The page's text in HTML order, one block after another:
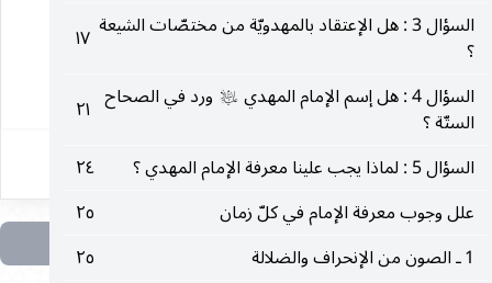
السؤال 3 : هل الإعتقاد بالمهدويّة من مختصّات الشيعة
؟
١٧
السؤال 4 : هل إسم الإمام المهدي
عليه‌السلام ورد في الصحاح
الستّة ؟
٢١
السؤال 5 : لماذا يجب علينا معرفة الإمام المهدي ؟
٢٤
علل وجوب معرفة الإمام في كلّ زمان
٢٥
1 ـ الصون من الإنحراف والضلالة
٢٥
١٢